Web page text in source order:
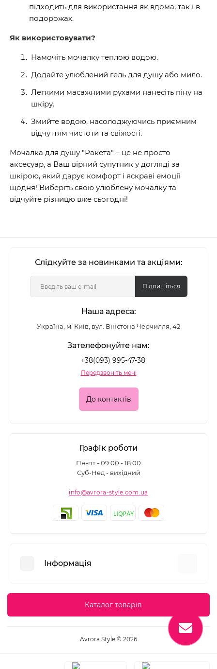
підходить для використання як вдома, так і в
подорожах.
Як використовувати?
Намочіть мочалку теплою водою.
Додайте улюблений гель для душу або мило.
Легкими масажними рухами нанесіть піну на
шкіру.
Змийте водою, насолоджуючись приємним
відчуттям чистоти та свіжості.
Мочалка для душу "Ракета" – це не просто
аксесуар, а Ваш вірний супутник у догляді за
шкірою, який дарує комфорт і яскраві емоції
щодня! Виберіть свою улюблену мочалку та
відчуйте різницю вже сьогодні!
Слідкуйте за новинками та акціями:
Підпишіться
Наша адреса:
Україна, м. Київ, вул. Вінстона Черчилля, 42
Зателефонуйте нам:
+38(093) 995-47-38
Передзвоніть мені
До контактів
Графік роботи
Пн-пт - 09:00 - 18:00
Суб-Нед - вихідний
info@avrora-style.com.ua
Інформація
Угода користувача
Повернення товару
Каталог товарів
Avrora Style © 2026